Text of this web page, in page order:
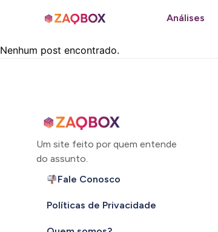
Análises
Nenhum post encontrado.
Um site feito por quem entende
do assunto.
Fale Conosco
Políticas de Privacidade